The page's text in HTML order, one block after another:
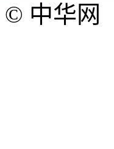
© 中华网